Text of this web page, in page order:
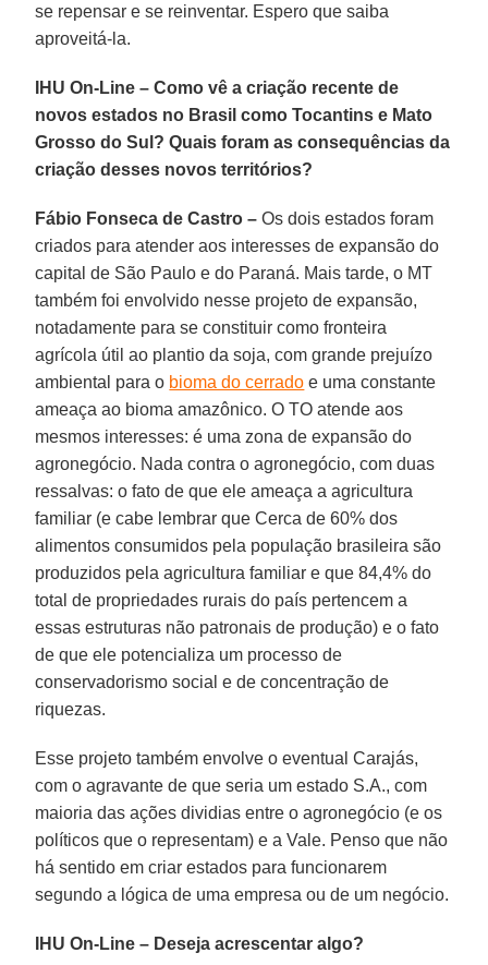
se repensar e se reinventar. Espero que saiba
aproveitá-la.
IHU On-Line – Como vê a criação recente de
novos estados no Brasil como Tocantins e Mato
Grosso do Sul? Quais foram as consequências da
criação desses novos territórios?
Fábio Fonseca de Castro – Os dois estados foram
criados para atender aos interesses de expansão do
capital de São Paulo e do Paraná. Mais tarde, o MT
também foi envolvido nesse projeto de expansão,
notadamente para se constituir como fronteira
agrícola útil ao plantio da soja, com grande prejuízo
ambiental para o bioma do cerrado e uma constante
ameaça ao bioma amazônico. O TO atende aos
mesmos interesses: é uma zona de expansão do
agronegócio. Nada contra o agronegócio, com duas
ressalvas: o fato de que ele ameaça a agricultura
familiar (e cabe lembrar que Cerca de 60% dos
alimentos consumidos pela população brasileira são
produzidos pela agricultura familiar e que 84,4% do
total de propriedades rurais do país pertencem a
essas estruturas não patronais de produção) e o fato
de que ele potencializa um processo de
conservadorismo social e de concentração de
riquezas.
Esse projeto também envolve o eventual Carajás,
com o agravante de que seria um estado S.A., com
maioria das ações dividias entre o agronegócio (e os
políticos que o representam) e a Vale. Penso que não
há sentido em criar estados para funcionarem
segundo a lógica de uma empresa ou de um negócio.
IHU On-Line – Deseja acrescentar algo?